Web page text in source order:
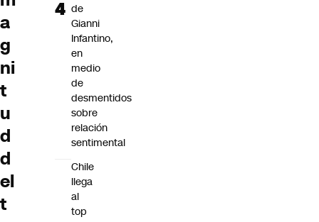
a
g
ni
t
u
d
d
el
t
de
Gianni
Infantino,
en
medio
de
desmentidos
sobre
relación
sentimental
Chile
llega
al
top